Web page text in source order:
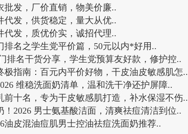
批发，厂价直销，物美价廉..
代发，供货稳定，量大从优..
代发，质优价实，诚招代理..
排名之学生党平价篇，50元以内*好用 ..
排名干货分享，学生党预算友好款，修护控..
极指南：百元内平价好物，干皮油皮敏感肌怎..
维稳洗面奶清单，温和洗干净还护屏障..
前十名，专为干皮敏感肌打造，补水保湿不伤..
2026 男士氨基酸洁面，清爽祛痘清洁到位..
油皮混油痘肌男士控油祛痘洗面奶推荐..